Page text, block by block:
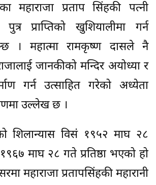
महाराजा प्रताप सिंहकी पत्नी
प्राप्तिको खुशियालीमा गर्न
। महात्मा रामकृष्ण दासले नै
जानकीको मन्दिर अयोध्या र
गर्न उत्साहित गरेको अध्येता
उल्लेख छ ।
शिलान्यास विसं १९५२ माघ २८
माघ २८ गते प्रतिष्ठा भएको हो
महाराजा प्रतापसिंहकी महारानी